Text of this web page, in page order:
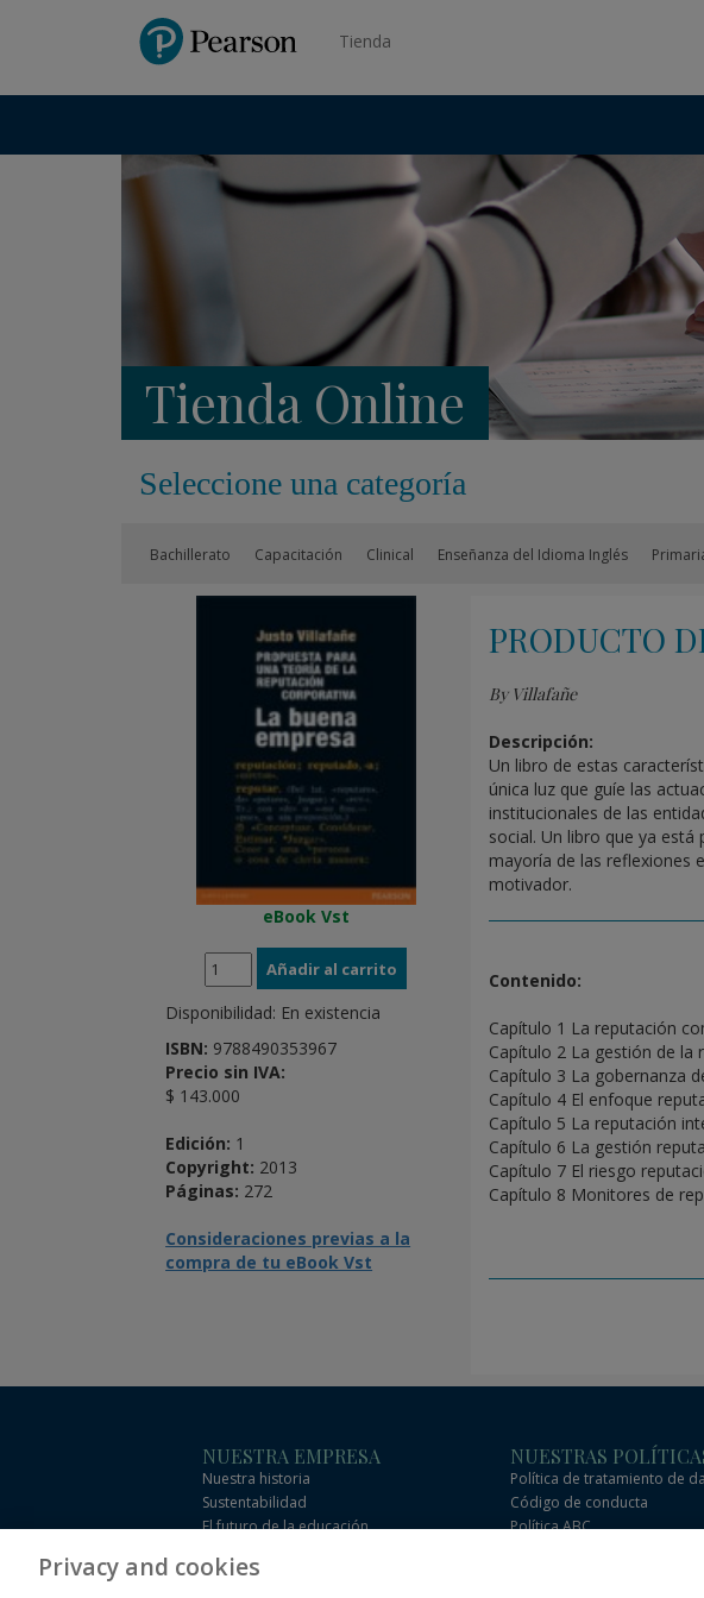
PearsonTienda
Tienda Online
Seleccione una categoría
Bachillerato Capacitación Clinical Enseñanza del Idioma Inglés
eBook Vst
Disponibilidad: En existencia
ISBN: 9788490353967
Precio sin IVA:
$ 143.000
Edición: 1
Copyright: 2013
Páginas: 272
Consideraciones previas a la
compra de tu eBook Vst
PRODUCTO
By Villafañe
Descripción:
Un libro de estas
única luz que guíe las
institucionales de las
social. Un libro que ya
mayoría de las reflexiones
motivador.
Contenido:
Capítulo 1 La reputación
Capítulo 2 La gestión de la
Capítulo 3 La gobernanza
Capítulo 4 El enfoque
Capítulo 5 La reputación
Capítulo 6 La gestión
Capítulo 7 El riesgo
Capítulo 8 Monitores de
NUESTRA EMPRESA
Nuestra historia
Sustentabilidad
El futuro de la educación
NUESTRAS
Política de tratamiento de
Código de conducta
Política ABC
Privacy and cookies